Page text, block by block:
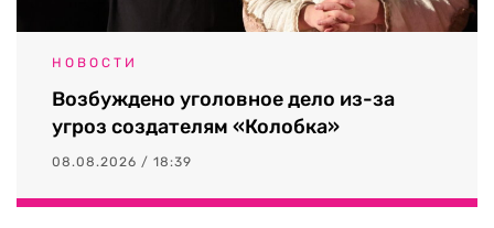
НОВОСТИ
Возбуждено уголовное дело из-за
угроз создателям «Колобка»
08.08.2026 / 18:39